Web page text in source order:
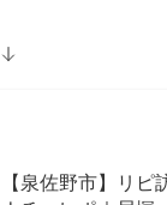
【泉佐野市】リ